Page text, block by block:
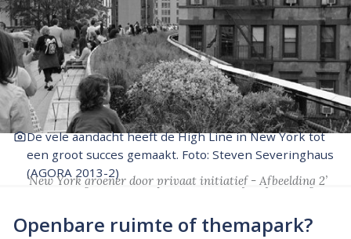
De vele aandacht heeft de High Line in New York tot
een groot succes gemaakt. Foto: Steven Severinghaus
(AGORA 2013-2)
‘New York groener door privaat initiatief - Afbeelding 2’
Openbare ruimte of themapark?